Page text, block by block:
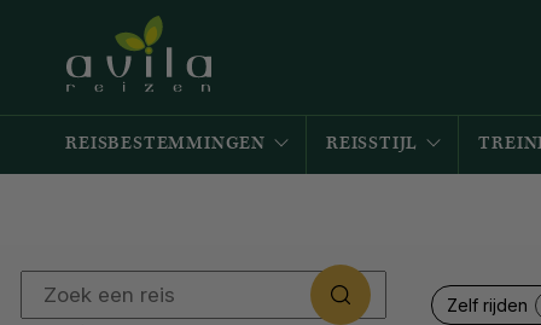
REISBESTEMMINGEN REISSTIJL
Zelf rijden